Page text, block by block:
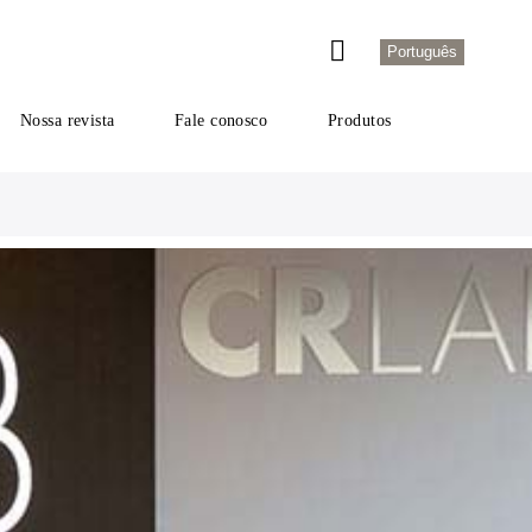
Português
Nossa revista Fale conosco Produtos